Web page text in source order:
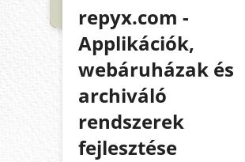
repyx.com -
Applikációk,
webáruházak és
archiváló
rendszerek
fejlesztése